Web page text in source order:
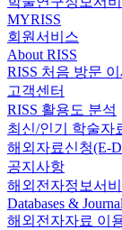
MYRISS
회원서비스
About RISS
RISS 처음 방문
고객센터
RISS 활용도 분석
최신/인기 학술자
해외자료신청(E-
공지사항
해외전자정보서
Databases &
해외전자자료 이